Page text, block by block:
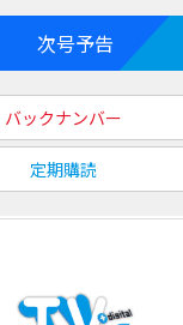
次号予告
バックナンバー
定期購読